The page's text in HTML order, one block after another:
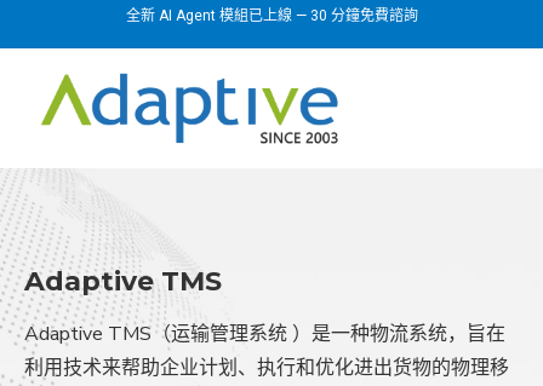
全新 AI Agent 模組已上線 — 30 分鐘免費諮詢
Adaptive TMS
Adaptive TMS（运输管理系统 ）是一种物流系统，旨在
利用技术来帮助企业计划、执行和优化进出货物的物理移